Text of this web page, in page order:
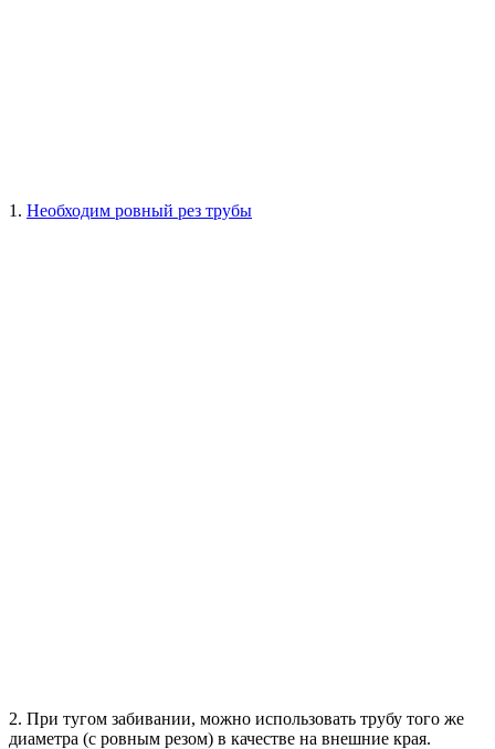
1. Необходим ровный рез трубы
2. При тугом забивании, можно использовать трубу того же
диаметра (с ровным резом) в качестве на внешние края.